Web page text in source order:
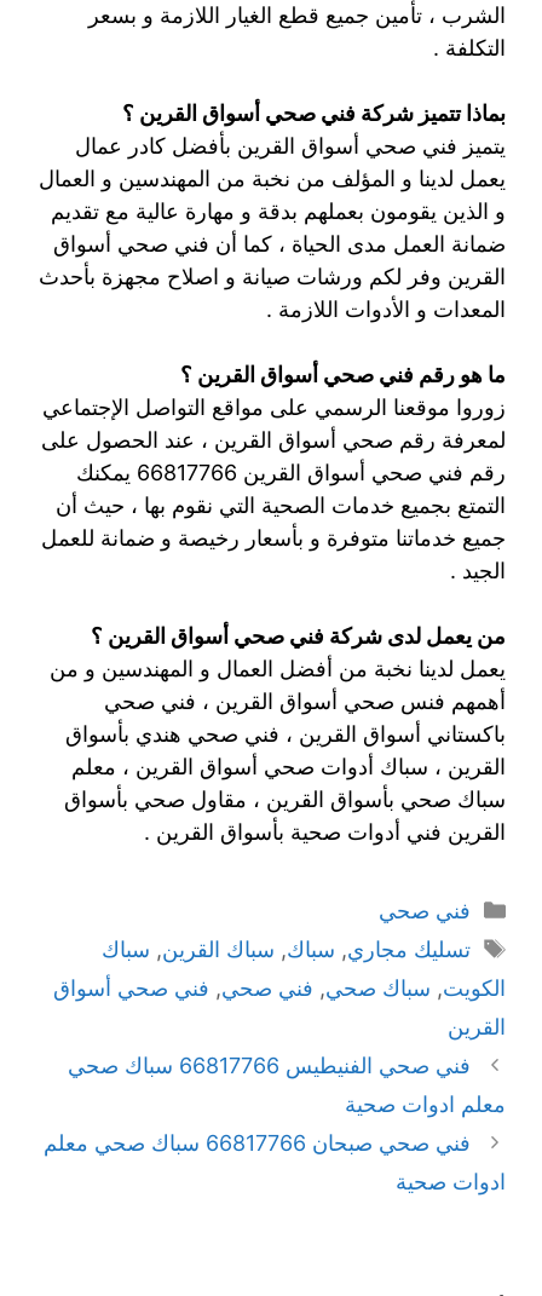
الشرب ، تأمين جميع قطع الغيار اللازمة و بسعر
التكلفة .
بماذا تتميز شركة فني صحي أسواق القرين ؟
يتميز فني صحي أسواق القرين بأفضل كادر عمال
يعمل لدينا و المؤلف من نخبة من المهندسين و العمال
و الذين يقومون بعملهم بدقة و مهارة عالية مع تقديم
ضمانة العمل مدى الحياة ، كما أن فني صحي أسواق
القرين وفر لكم ورشات صيانة و اصلاح مجهزة بأحدث
المعدات و الأدوات اللازمة .
ما هو رقم فني صحي أسواق القرين ؟
زوروا موقعنا الرسمي على مواقع التواصل الإجتماعي
لمعرفة رقم صحي أسواق القرين ، عند الحصول على
رقم فني صحي أسواق القرين 66817766 يمكنك
التمتع بجميع خدمات الصحية التي نقوم بها ، حيث أن
جميع خدماتنا متوفرة و بأسعار رخيصة و ضمانة للعمل
الجيد .
من يعمل لدى شركة فني صحي أسواق القرين ؟
يعمل لدينا نخبة من أفضل العمال و المهندسين و من
أهمهم فنس صحي أسواق القرين ، فني صحي
باكستاني أسواق القرين ، فني صحي هندي بأسواق
القرين ، سباك أدوات صحي أسواق القرين ، معلم
سباك صحي بأسواق القرين ، مقاول صحي بأسواق
القرين فني أدوات صحية بأسواق القرين .
فني صحي
تسليك مجاري, سباك, سباك القرين, سباك
الكويت, سباك صحي, فني صحي, فني صحي أسواق
القرين
فني صحي الفنيطيس 66817766 سباك صحي
معلم ادوات صحية
فني صحي صبحان 66817766 سباك صحي معلم
ادوات صحية